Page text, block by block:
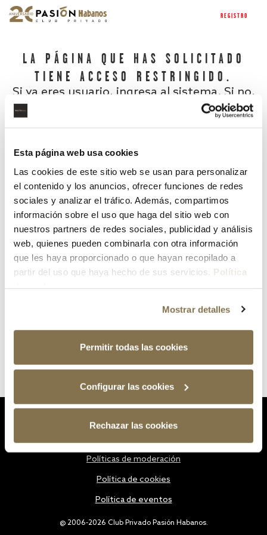
Esta página web usa cookies
Las cookies de este sitio web se usan para personalizar
el contenido y los anuncios, ofrecer funciones de redes
sociales y analizar el tráfico. Además, compartimos
información sobre el uso que haga del sitio web con
nuestros partners de redes sociales, publicidad y análisis
web, quienes pueden combinarla con otra información
que les haya proporcionado o que hayan recopilado a
partir del uso que haya hecho de sus servicios. Política
Mostrar detalles
Permitir todas las cookies
Configurar las cookies
Rechazar las cookies
REGISTRO
LA PÁGINA QUE HAS SOLICITADO
TIENE ACCESO RESTRINGIDO.
Si ya eres usuario, ingresa al sistema. Si no,
¿Has olvidado tu contraseña?
@ 2006-2026 Club Privado Pasión Habanos.
Políticas de moderación
Política de cookies
Política de eventos